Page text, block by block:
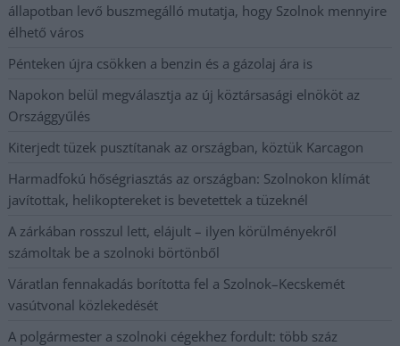
állapotban levő buszmegálló mutatja, hogy Szolnok mennyire
élhető város
Pénteken újra csökken a benzin és a gázolaj ára is
Napokon belül megválasztja az új köztársasági elnököt az
Országgyűlés
Kiterjedt tüzek pusztítanak az országban, köztük Karcagon
Harmadfokú hőségriasztás az országban: Szolnokon klímát
javítottak, helikoptereket is bevetettek a tüzeknél
A zárkában rosszul lett, elájult – ilyen körülményekről
számoltak be a szolnoki börtönből
Váratlan fennakadás borította fel a Szolnok–Kecskemét
vasútvonal közlekedését
A polgármester a szolnoki cégekhez fordult: több száz